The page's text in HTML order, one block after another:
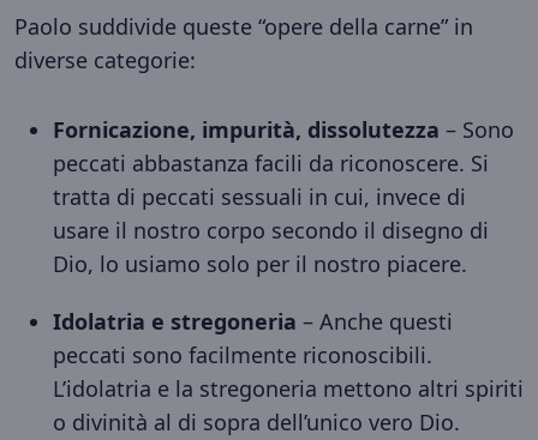
Paolo suddivide queste “opere della carne” in
diverse categorie:
Fornicazione, impurità, dissolutezza – Sono
peccati abbastanza facili da riconoscere. Si
tratta di peccati sessuali in cui, invece di
usare il nostro corpo secondo il disegno di
Dio, lo usiamo solo per il nostro piacere.
Idolatria e stregoneria – Anche questi
peccati sono facilmente riconoscibili.
L’idolatria e la stregoneria mettono altri spiriti
o divinità al di sopra dell’unico vero Dio.